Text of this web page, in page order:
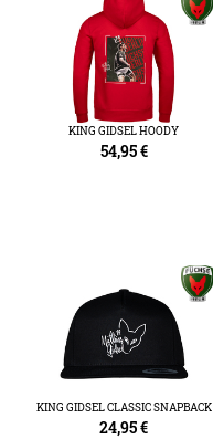
KING GIDSEL HOODY
54,95€
KING GIDSEL CLASSIC SNAPBACK
24,95€